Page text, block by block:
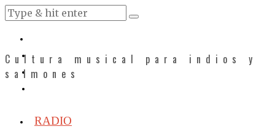
Cultura musical para indios y
salmones
RADIO